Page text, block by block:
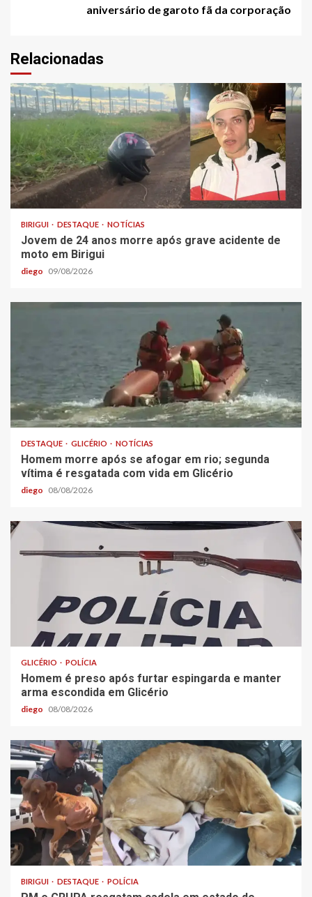
aniversário de garoto fã da corporação
Relacionadas
BIRIGUI DESTAQUE NOTÍCIAS
Jovem de 24 anos morre após grave acidente de
moto em Birigui
diego 09/08/2026
DESTAQUE GLICÉRIO NOTÍCIAS
Homem morre após se afogar em rio; segunda
vítima é resgatada com vida em Glicério
diego 08/08/2026
GLICÉRIO POLÍCIA
Homem é preso após furtar espingarda e manter
arma escondida em Glicério
diego 08/08/2026
BIRIGUI DESTAQUE POLÍCIA